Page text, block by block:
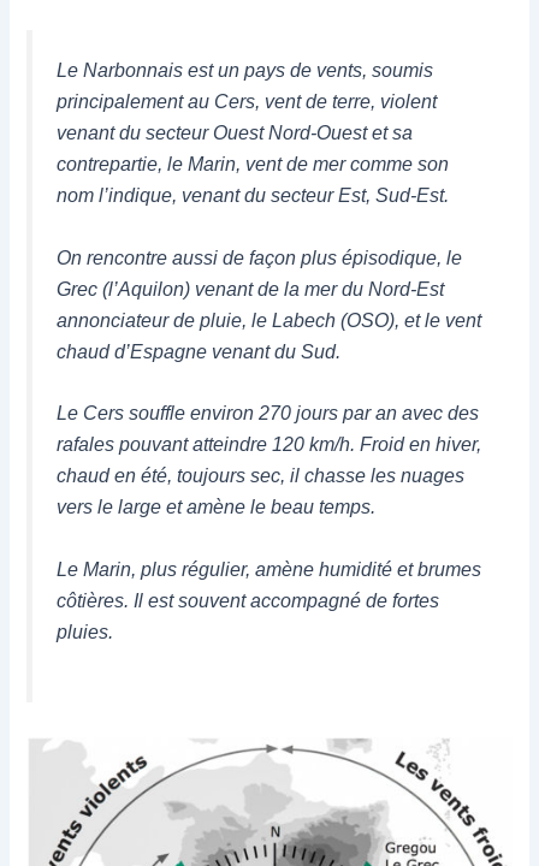
Le Narbonnais est un pays de vents, soumis
principalement au Cers, vent de terre, violent
venant du secteur Ouest Nord-Ouest et sa
contrepartie, le Marin, vent de mer comme son
nom l’indique, venant du secteur Est, Sud-Est.
On rencontre aussi de façon plus épisodique, le
Grec (l’Aquilon) venant de la mer du Nord-Est
annonciateur de pluie, le Labech (OSO), et le vent
chaud d’Espagne venant du Sud.
Le Cers souffle environ 270 jours par an avec des
rafales pouvant atteindre 120 km/h. Froid en hiver,
chaud en été, toujours sec, il chasse les nuages
vers le large et amène le beau temps.
Le Marin, plus régulier, amène humidité et brumes
côtières. Il est souvent accompagné de fortes
pluies.